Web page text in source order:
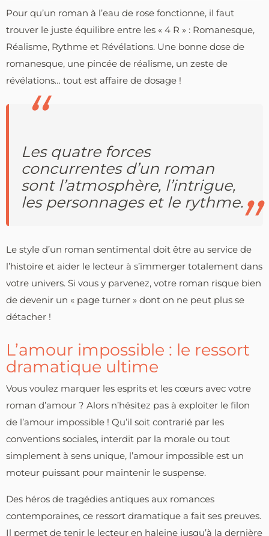
Pour qu’un roman à l’eau de rose fonctionne, il faut
trouver le juste équilibre entre les « 4 R » : Romanesque,
Réalisme, Rythme et Révélations. Une bonne dose de
romanesque, une pincée de réalisme, un zeste de
révélations… tout est affaire de dosage !
Les quatre forces
concurrentes d’un roman
sont l’atmosphère, l’intrigue,
les personnages et le rythme.
Le style d’un roman sentimental doit être au service de
l’histoire et aider le lecteur à s’immerger totalement dans
votre univers. Si vous y parvenez, votre roman risque bien
de devenir un « page turner » dont on ne peut plus se
détacher !
L’amour impossible : le ressort
dramatique ultime
Vous voulez marquer les esprits et les cœurs avec votre
roman d’amour ? Alors n’hésitez pas à exploiter le filon
de l’amour impossible ! Qu’il soit contrarié par les
conventions sociales, interdit par la morale ou tout
simplement à sens unique, l’amour impossible est un
moteur puissant pour maintenir le suspense.
Des héros de tragédies antiques aux romances
contemporaines, ce ressort dramatique a fait ses preuves.
Il permet de tenir le lecteur en haleine jusqu’à la dernière